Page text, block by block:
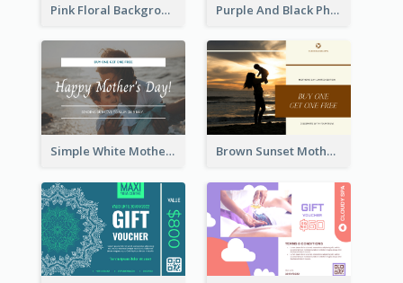
Pink Floral Background Mother's Day Gift Card Purple And Black Photo Mother's Day Gift Card
Simple White Mother's Day Photo Gift Card Brown Sunset Mother's Day Gift Card